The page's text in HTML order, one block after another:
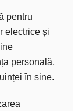
pentru
electrice și
personală,
în sine.